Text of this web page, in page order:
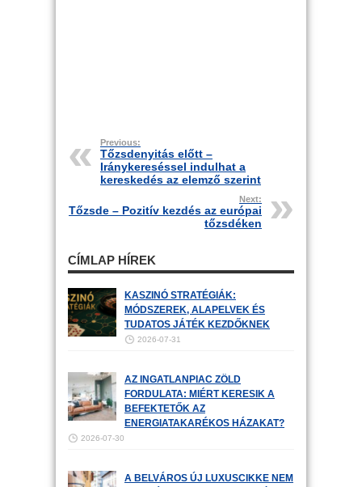
Previous:
Tőzsdenyitás előtt –
Iránykereséssel indulhat a
kereskedés az elemző szerint
Next:
Tőzsde – Pozitív kezdés az európai
tőzsdéken
CÍMLAP HÍREK
KASZINÓ STRATÉGIÁK:
MÓDSZEREK, ALAPELVEK ÉS
TUDATOS JÁTÉK KEZDŐKNEK
2026-07-31
AZ INGATLANPIAC ZÖLD
FORDULATA: MIÉRT KERESIK A
BEFEKTETŐK AZ
ENERGIATAKARÉKOS HÁZAKAT?
2026-07-30
A BELVÁROS ÚJ LUXUSCIKKE NEM